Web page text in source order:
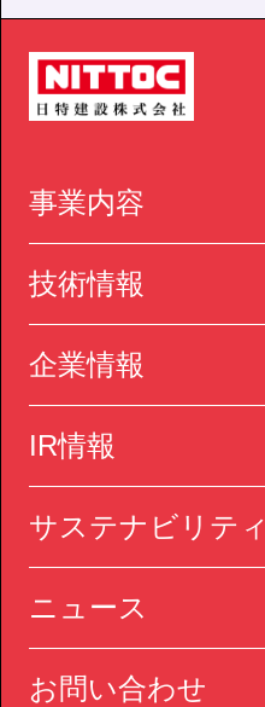
事業内容
技術情報
企業情報
IR情報
サステナビリティ
ニュース
お問い合わせ